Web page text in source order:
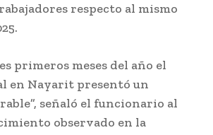
respecto al mismo
primeros meses del año el
en Nayarit presentó un
señaló el funcionario al
observado en la